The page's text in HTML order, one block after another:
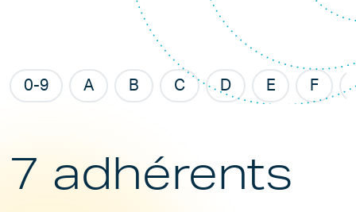
0-9 A B C D E F
7 adhérents